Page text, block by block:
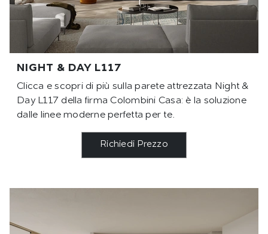
NIGHT & DAY L117
Clicca e scopri di più sulla parete attrezzata Night &
Day L117 della firma Colombini Casa: è la soluzione
dalle linee moderne perfetta per te.
Richiedi Prezzo